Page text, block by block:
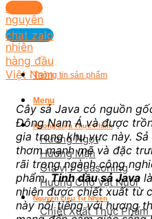
Menu
Hương Liệu Thực Phẩm
Hương Ngọt
Hương Mặn
Gia vị / Seasoning
Hương Cho Vật Nuôi
Nguyên Liệu Tự Nhiên
Chiết Xuất Thực Phẩm
Liên hệ
chat zalo
Thông tin sản phẩm
Cây sả Java có nguồn
Đông Nam Á và được
gia trong khu vực này.
thơm mạnh mẽ và đặc
rãi trong ngành công
phẩm.Tinh dầu sả Java
nhiên được chiết xuất từ
này nổi tiếng với hương